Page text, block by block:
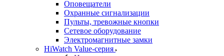
Оповещатели
Охранные сигнализации
Пульты, тревожные кнопки
Сетевое оборудование
Электромагнитные замки
HiWatch Value-серия